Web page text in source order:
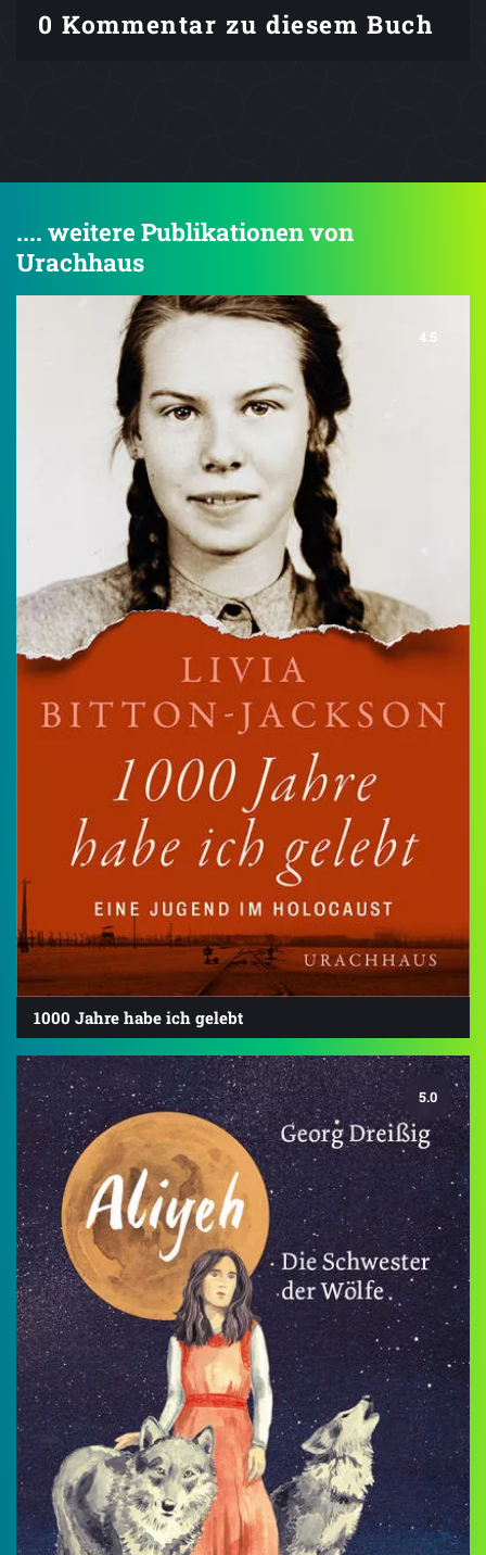
0 Kommentar zu diesem Buch
.... weitere Publikationen von
Urachhaus
4.5
1000 Jahre habe ich gelebt
5.0